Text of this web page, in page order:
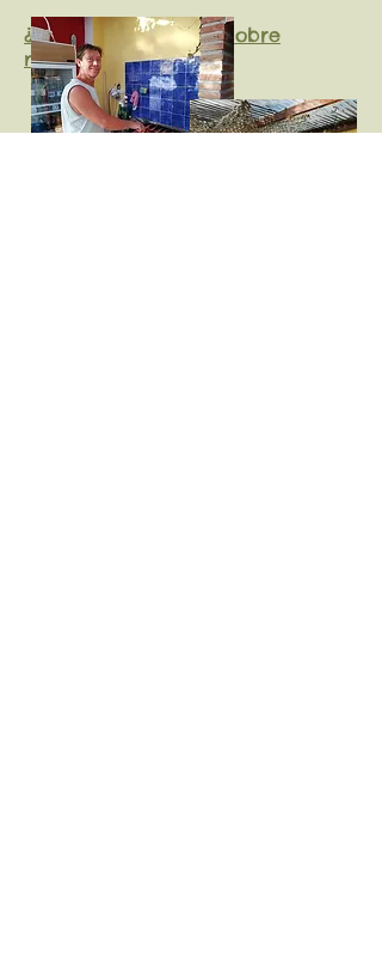
¿Quieres saber más sobre
nuestras cabañas .......